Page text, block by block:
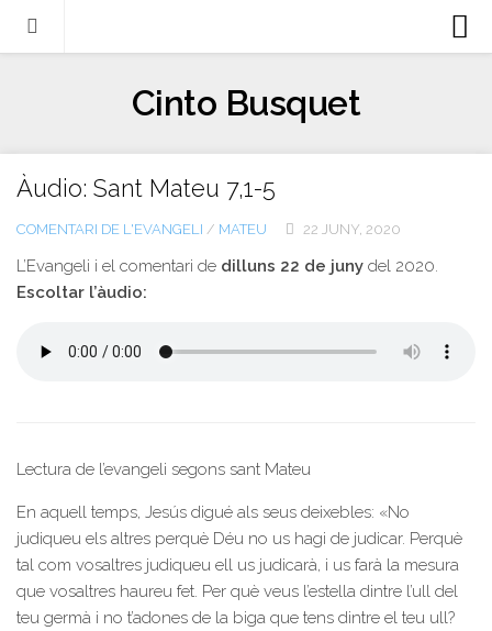
Llibres
Escrits-articles
Notícies
Castellano
English
Cinto Busquet
Àudio: Sant Mateu 7,1-5
COMENTARI DE L'EVANGELI / MATEU 22 JUNY, 2020
L’Evangeli i el comentari de dilluns 22 de juny del 2020.
Escoltar l’àudio:
Lectura de l’evangeli segons sant Mateu
En aquell temps, Jesús digué als seus deixebles: «No
judiqueu els altres perquè Déu no us hagi de judicar. Perquè
tal com vosaltres judiqueu ell us judicarà, i us farà la mesura
que vosaltres haureu fet. Per què veus l’estella dintre l’ull del
teu germà i no t’adones de la biga que tens dintre el teu ull?